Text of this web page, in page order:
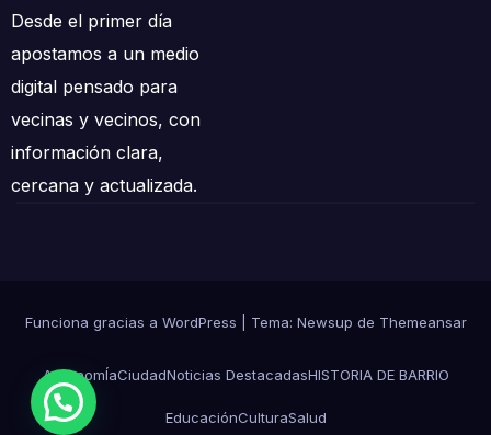
Desde el primer día
apostamos a un medio
digital pensado para
vecinas y vecinos, con
información clara,
cercana y actualizada.
Funciona gracias a WordPress Tema: Newsup de Themeansar
AgronomÍaCiudadNoticias DestacadasHISTORIA DE BARRIO
EducaciónCulturaSalud